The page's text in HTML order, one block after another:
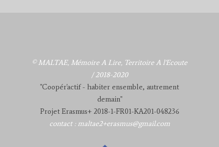
© MALTAE, Mémoire A Lire, Territoire A l'Ecoute
/ 2018-2020
"Coopér'actif - habiter ensemble, autrement
demain"
Projet Erasmus+ 2018-1-FR01-KA201-048236
contact : maltae2+erasmus@gmail.com